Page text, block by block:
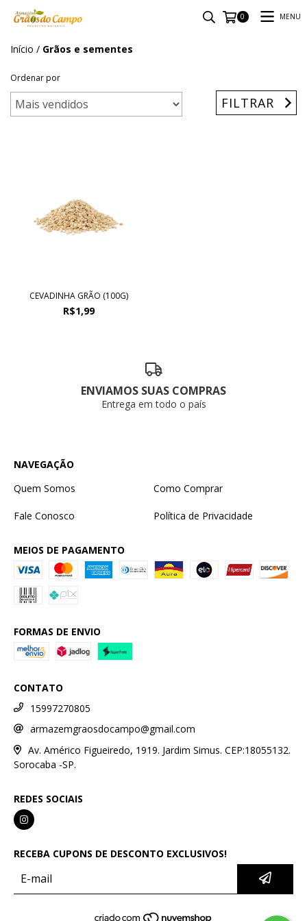
0 MENU
Início / Grãos e sementes
Ordenar por
FILTRAR
CEVADINHA GRÃO (100G)
R$1,99
ENVIAMOS SUAS COMPRAS
Entrega em todo o país
NAVEGAÇÃO
Quem Somos
Como Comprar
Fale Conosco Política de Privacidade
MEIOS DE PAGAMENTO
FORMAS DE ENVIO
CONTATO
15997270805
armazemgraosdocampo@gmail.com
Av. Américo Figueiredo, 1919. Jardim Simus. CEP:18055132.
Sorocaba -SP.
REDES SOCIAIS
RECEBA CUPONS DE DESCONTO EXCLUSIVOS!